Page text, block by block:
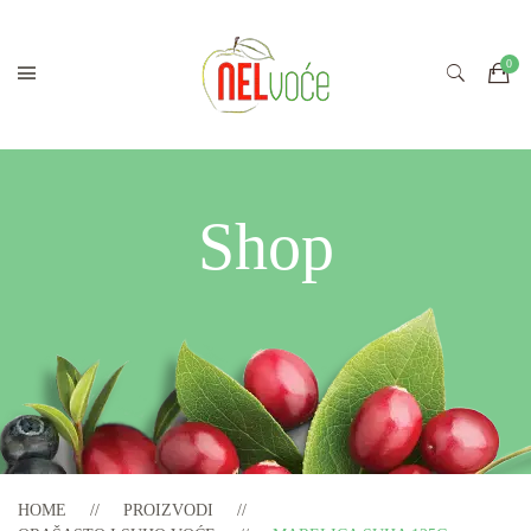
Shop
HOME
PROIZVODI